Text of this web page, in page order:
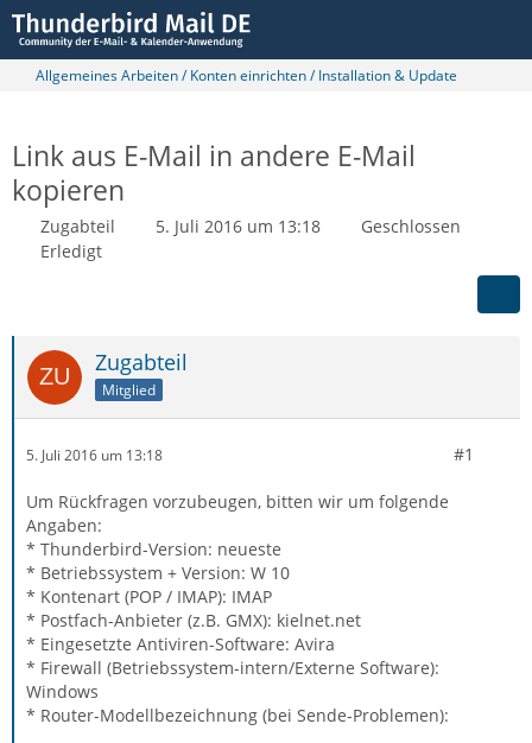
Allgemeines Arbeiten / Konten einrichten / Installation & Update
Link aus E-Mail in andere E-Mail
kopieren
Zugabteil 5. Juli 2016 um 13:18
Geschlossen
Erledigt
Zugabteil
Mitglied
5. Juli 2016 um 13:18 #1
Um Rückfragen vorzubeugen, bitten wir um folgende
Angaben:
* Thunderbird-Version: neueste
* Betriebssystem + Version: W 10
* Kontenart (POP / IMAP): IMAP
* Postfach-Anbieter (z.B. GMX): kielnet.net
* Eingesetzte Antiviren-Software: Avira
* Firewall (Betriebssystem-intern/Externe Software):
Windows
* Router-Modellbezeichnung (bei Sende-Problemen):